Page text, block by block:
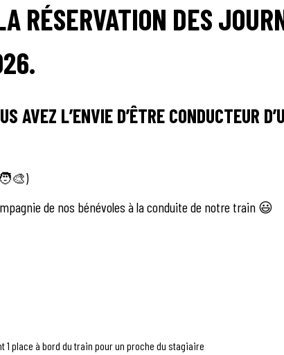
RÉSERVATION DES
AVEZ L’ENVIE D’ÊTRE CONDUCTEUR
de nos bénévoles à la conduite de notre train 😃
place à bord du train pour un proche du stagiaire